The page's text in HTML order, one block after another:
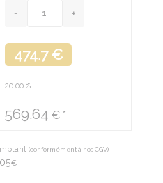
474.7 €
20.00 %
569.64 € *
(conformément à nos CGV)
€